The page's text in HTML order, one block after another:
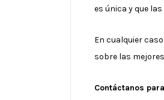
es única y que
En cualquier
sobre las
Contáctanos